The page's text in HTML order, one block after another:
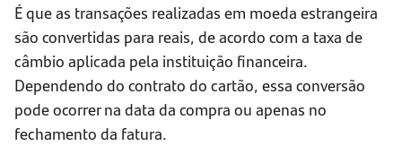
É que as transações realizadas em moeda estrangeira
são convertidas para reais, de acordo com a taxa de
câmbio aplicada pela instituição financeira.
Dependendo do contrato do cartão, essa conversão
pode ocorrer na data da compra ou apenas no
fechamento da fatura.